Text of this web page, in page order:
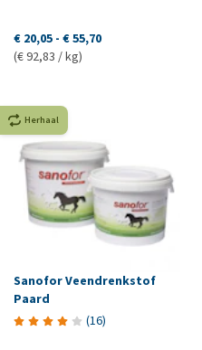
€ 20,05 - € 55,70
(€ 92,83 / kg)
Herhaal
Sanofor Veendrenkstof
Paard
(16)